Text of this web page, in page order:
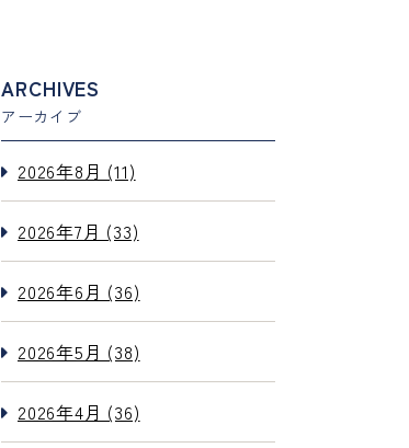
ARCHIVES
アーカイブ
2026年8月 (11)
2026年7月 (33)
2026年6月 (36)
2026年5月 (38)
2026年4月 (36)